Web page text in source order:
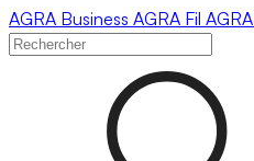
AGRA Business AGRA Fil AGRA